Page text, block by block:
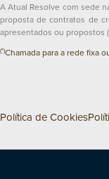
A Atual Resolve com sede
proposta de contratos de
apresentados ou propostos
(*)Chamada para a rede fixa
Política de Cookies